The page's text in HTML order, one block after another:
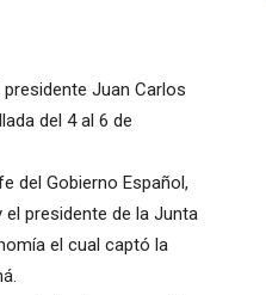
Juan Carlos
del 4 al 6 de
del Gobierno Español,
el presidente de la Junta
el cual captó la